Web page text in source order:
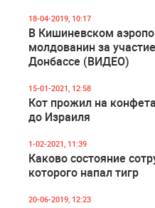
18-04-2019, 10:17
В Кишиневском
молдованин за
Донбассе (ВИДЕО)
15-01-2021, 12:58
Кот прожил на
до Израиля
1-02-2021, 11:39
Каково состояние
которого напал тигр
20-06-2019, 12:23